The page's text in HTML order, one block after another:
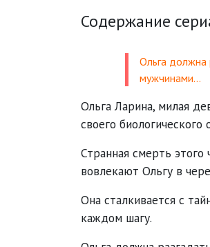
Содержание
Ольга должна
мужчинами…
Ольга Ларина, милая
своего
Странная смерть
вовлекают Ольгу в
Она сталкивается с
каждом шагу.